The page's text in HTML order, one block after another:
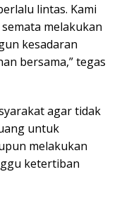
lintas. Kami
melakukan
kesadaran
bersama,” tegas
agar tidak
untuk
melakukan
ketertiban